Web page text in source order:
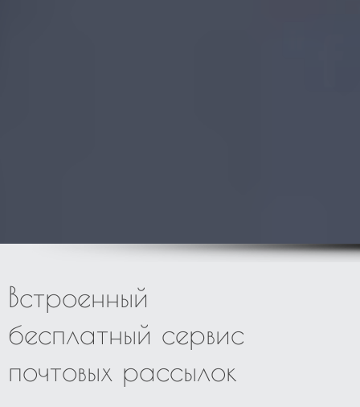
Встроенный
бесплатный сервис
почтовых рассылок